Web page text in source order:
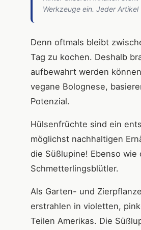
Werkzeuge ein. Jeder
Denn oftmals bleibt
Tag zu kochen. Deshalb
aufbewahrt werden
vegane Bolognese,
Potenzial.
Hülsenfrüchte sind ein
möglichst nachhaltigen
die Süßlupine! Ebenso
Schmetterlingsblütler.
Als Garten- und
erstrahlen in violetten,
Teilen Amerikas. Die